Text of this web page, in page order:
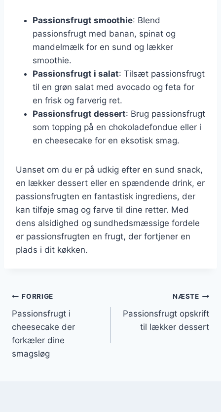
Passionsfrugt smoothie: Blend
passionsfrugt med banan, spinat og
mandelmælk for en sund og lækker
smoothie.
Passionsfrugt i salat: Tilsæt passionsfrugt
til en grøn salat med avocado og feta for
en frisk og farverig ret.
Passionsfrugt dessert: Brug passionsfrugt
som topping på en chokoladefondue eller i
en cheesecake for en eksotisk smag.
Uanset om du er på udkig efter en sund snack,
en lækker dessert eller en spændende drink, er
passionsfrugten en fantastisk ingrediens, der
kan tilføje smag og farve til dine retter. Med
dens alsidighed og sundhedsmæssige fordele
er passionsfrugten en frugt, der fortjener en
plads i dit køkken.
Indlægsnavigation
FORRIGE
Passionsfrugt i
cheesecake der
forkæler dine
smagsløg
NÆSTE
Passionsfrugt opskrift
til lækker dessert